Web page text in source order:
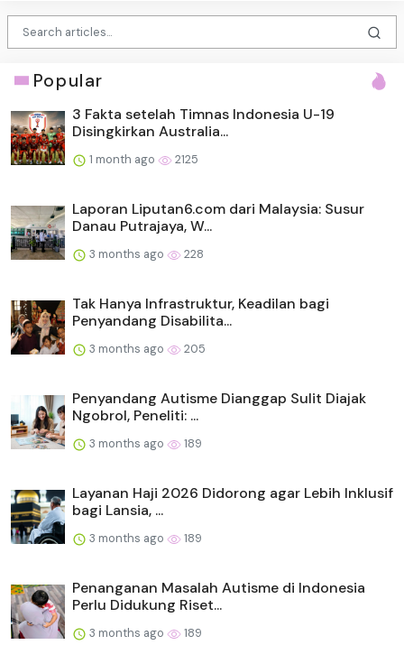
Popular
3 Fakta setelah Timnas Indonesia U-19
Disingkirkan Australia...
1 month ago 2125
Laporan Liputan6.com dari Malaysia: Susur
Danau Putrajaya, W...
3 months ago 228
Tak Hanya Infrastruktur, Keadilan bagi
Penyandang Disabilita...
3 months ago 205
Penyandang Autisme Dianggap Sulit Diajak
Ngobrol, Peneliti: ...
3 months ago 189
Layanan Haji 2026 Didorong agar Lebih Inklusif
bagi Lansia, ...
3 months ago 189
Penanganan Masalah Autisme di Indonesia
Perlu Didukung Riset...
3 months ago 189